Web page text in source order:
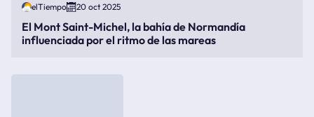
elTiempo 20 oct 2025
El Mont Saint-Michel, la bahía de Normandía
influenciada por el ritmo de las mareas